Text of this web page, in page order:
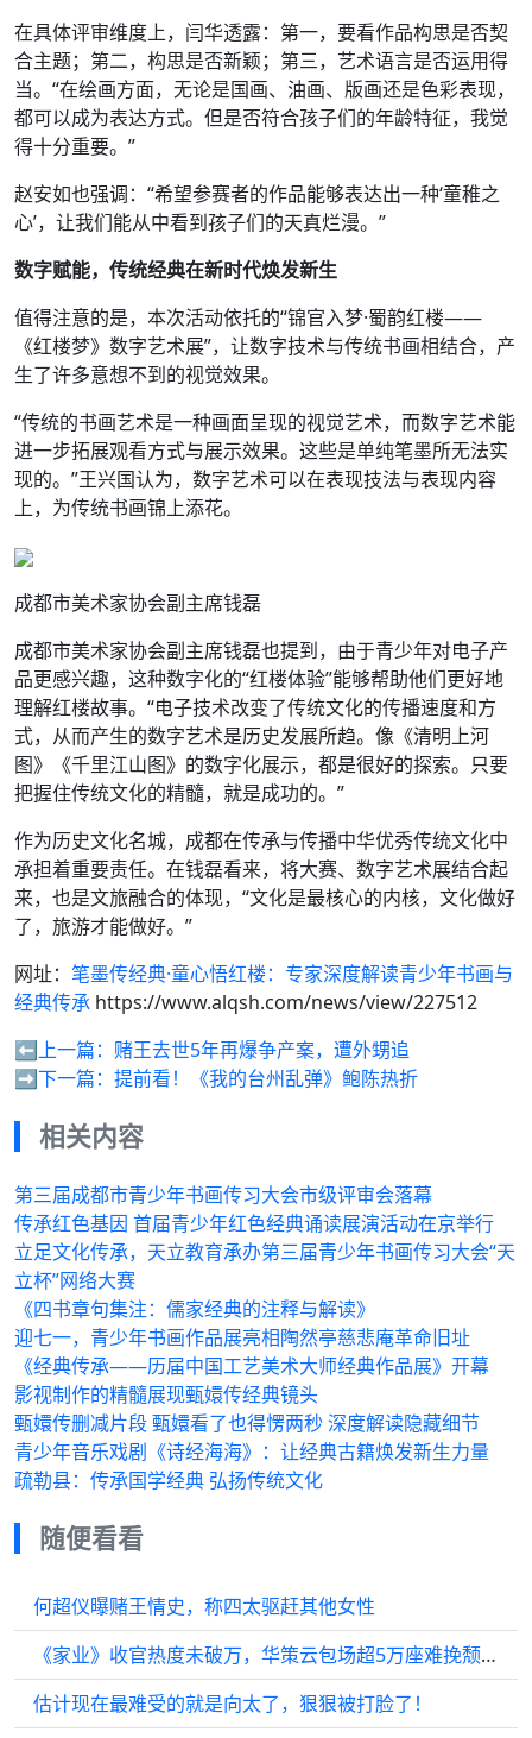
在具体评审维度上，闫华透露：第一，要看作品构思是否契
合主题；第二，构思是否新颖；第三，艺术语言是否运用得
当。“在绘画方面，无论是国画、油画、版画还是色彩表现，
都可以成为表达方式。但是否符合孩子们的年龄特征，我觉
得十分重要。”
赵安如也强调：“希望参赛者的作品能够表达出一种‘童稚之
心’，让我们能从中看到孩子们的天真烂漫。”
数字赋能，传统经典在新时代焕发新生
值得注意的是，本次活动依托的“锦官入梦·蜀韵红楼——
《红楼梦》数字艺术展”，让数字技术与传统书画相结合，产
生了许多意想不到的视觉效果。
“传统的书画艺术是一种画面呈现的视觉艺术，而数字艺术能
进一步拓展观看方式与展示效果。这些是单纯笔墨所无法实
现的。”王兴国认为，数字艺术可以在表现技法与表现内容
上，为传统书画锦上添花。
成都市美术家协会副主席钱磊
成都市美术家协会副主席钱磊也提到，由于青少年对电子产
品更感兴趣，这种数字化的“红楼体验”能够帮助他们更好地
理解红楼故事。“电子技术改变了传统文化的传播速度和方
式，从而产生的数字艺术是历史发展所趋。像《清明上河
图》《千里江山图》的数字化展示，都是很好的探索。只要
把握住传统文化的精髓，就是成功的。”
作为历史文化名城，成都在传承与传播中华优秀传统文化中
承担着重要责任。在钱磊看来，将大赛、数字艺术展结合起
来，也是文旅融合的体现，“文化是最核心的内核，文化做好
了，旅游才能做好。”
网址： 笔墨传经典·童心悟红楼：专家深度解读青少年书画与
经典传承 https://www.alqsh.com/news/view/227512
⬅️上一篇： 赌王去世5年再爆争产案，遭外甥追
➡️下一篇： 提前看！《我的台州乱弹》鲍陈热折
相关内容
第三届成都市青少年书画传习大会市级评审会落幕
传承红色基因 首届青少年红色经典诵读展演活动在京举行
立足文化传承，天立教育承办第三届青少年书画传习大会“天
立杯”网络大赛
《四书章句集注：儒家经典的注释与解读》
迎七一，青少年书画作品展亮相陶然亭慈悲庵革命旧址
《经典传承——历届中国工艺美术大师经典作品展》开幕
影视制作的精髓展现甄嬛传经典镜头
甄嬛传删减片段 甄嬛看了也得愣两秒 深度解读隐藏细节
青少年音乐戏剧《诗经海海》：让经典古籍焕发新生力量
疏勒县：传承国学经典 弘扬传统文化
随便看看
何超仪曝赌王情史，称四太驱赶其他女性
《家业》收官热度未破万，华策云包场超5万座难挽颓势
估计现在最难受的就是向太了，狠狠被打脸了！